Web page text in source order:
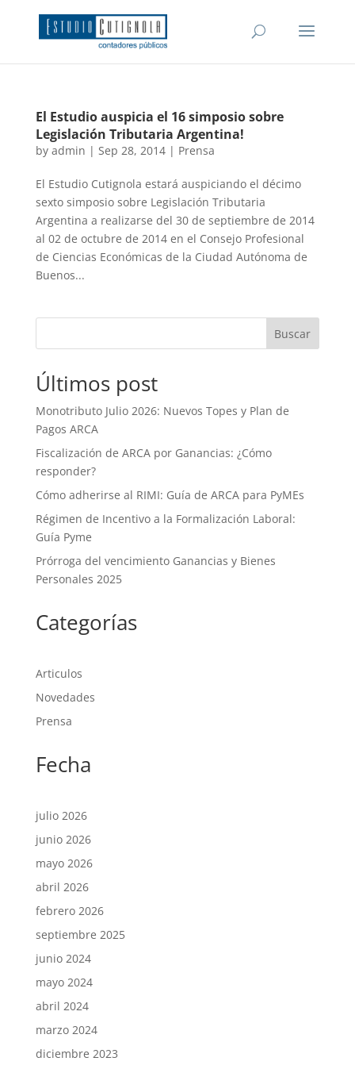
El Estudio auspicia el 16 simposio sobre
Legislación Tributaria Argentina!
by admin | Sep 28, 2014| Prensa
El Estudio Cutignola estará auspiciando el décimo
sexto simposio sobre Legislación Tributaria
Argentina a realizarse del 30 de septiembre de 2014
al 02 de octubre de 2014 en el Consejo Profesional
de Ciencias Económicas de la Ciudad Autónoma de
Buenos...
Buscar
Últimos post
Monotributo Julio 2026: Nuevos Topes y Plan de
Pagos ARCA
Fiscalización de ARCA por Ganancias: ¿Cómo
responder?
Cómo adherirse al RIMI: Guía de ARCA para PyMEs
Régimen de Incentivo a la Formalización Laboral:
Guía Pyme
Prórroga del vencimiento Ganancias y Bienes
Personales 2025
Categorías
Articulos
Novedades
Prensa
Fecha
julio 2026
junio 2026
mayo 2026
abril 2026
febrero 2026
septiembre 2025
junio 2024
mayo 2024
abril 2024
marzo 2024
diciembre 2023